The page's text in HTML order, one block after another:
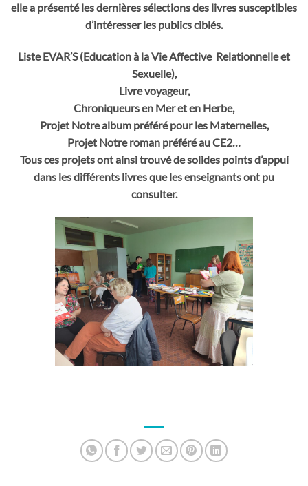
elle a présenté les dernières sélections des livres susceptibles
d’intéresser les publics ciblés.
Liste EVAR’S (Education à la Vie Affective Relationnelle et
Sexuelle),
Livre voyageur,
Chroniqueurs en Mer et en Herbe,
Projet Notre album préféré pour les Maternelles,
Projet Notre roman préféré au CE2…
Tous ces projetsont ainsi trouvé de solides points d’appui
dans les différents livres que les enseignants ont pu
consulter.